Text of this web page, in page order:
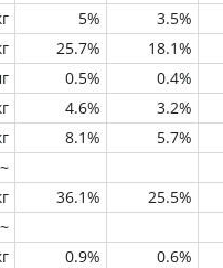
5% 3.5%
25.7% 18.1%
0.5% 0.4%
4.6% 3.2%
8.1% 5.7%
~
36.1% 25.5%
~
0.9% 0.6%